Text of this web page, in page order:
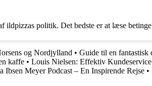
politik. Det bedste er at læse
og Nordjylland • Guide til en fantastisk
kaffe • Louis Nielsen: Effektiv
Ibsen Meyer Podcast – En Inspirende Rejse •